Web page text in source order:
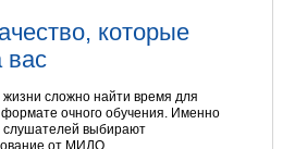
которые
вас
сложно найти время для
очного обучения. Именно
слушателей выбирают